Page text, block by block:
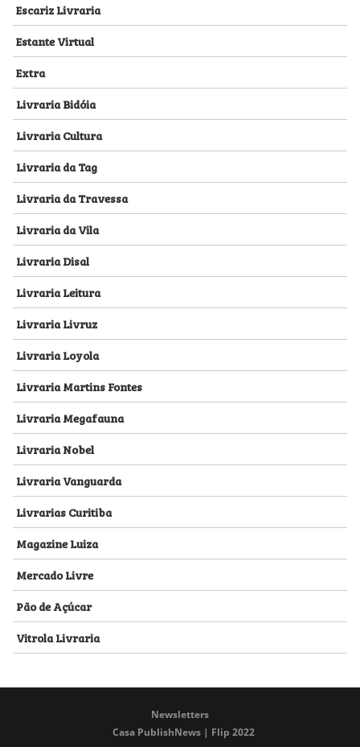
Escariz Livraria
Estante Virtual
Extra
Livraria Bidóia
Livraria Cultura
Livraria da Tag
Livraria da Travessa
Livraria da Vila
Livraria Disal
Livraria Leitura
Livraria Livruz
Livraria Loyola
Livraria Martins Fontes
Livraria Megafauna
Livraria Nobel
Livraria Vanguarda
Livrarias Curitiba
Magazine Luiza
Mercado Livre
Pão de Açúcar
Vitrola Livraria
Newsletters
Casa PublishNews | Flip 2022